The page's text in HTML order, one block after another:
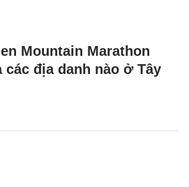
Mountain Marathon
các địa danh nào ở Tây